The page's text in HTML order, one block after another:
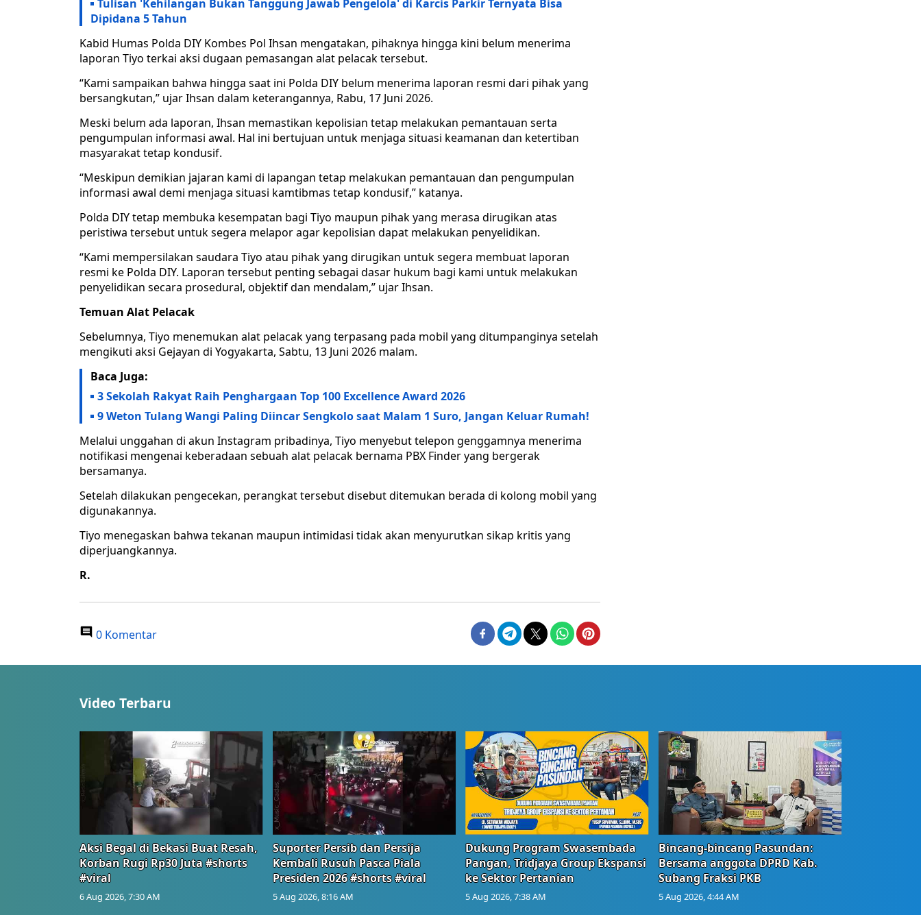
Tulisan 'Kehilangan Bukan Tanggung Jawab Pengelola' di Karcis Parkir Ternyata Bisa
Dipidana 5 Tahun
Kabid Humas Polda DIY Kombes Pol Ihsan mengatakan, pihaknya hingga kini belum menerima
laporan Tiyo terkai aksi dugaan pemasangan alat pelacak tersebut.
“Kami sampaikan bahwa hingga saat ini Polda DIY belum menerima laporan resmi dari pihak yang
bersangkutan,” ujar Ihsan dalam keterangannya, Rabu, 17 Juni 2026.
Meski belum ada laporan, Ihsan memastikan kepolisian tetap melakukan pemantauan serta
pengumpulan informasi awal. Hal ini bertujuan untuk menjaga situasi keamanan dan ketertiban
masyarakat tetap kondusif.
“Meskipun demikian jajaran kami di lapangan tetap melakukan pemantauan dan pengumpulan
informasi awal demi menjaga situasi kamtibmas tetap kondusif,” katanya.
Polda DIY tetap membuka kesempatan bagi Tiyo maupun pihak yang merasa dirugikan atas
peristiwa tersebut untuk segera melapor agar kepolisian dapat melakukan penyelidikan.
“Kami mempersilakan saudara Tiyo atau pihak yang dirugikan untuk segera membuat laporan
resmi ke Polda DIY. Laporan tersebut penting sebagai dasar hukum bagi kami untuk melakukan
penyelidikan secara prosedural, objektif dan mendalam,” ujar Ihsan.
Temuan Alat Pelacak
Sebelumnya, Tiyo menemukan alat pelacak yang terpasang pada mobil yang ditumpanginya setelah
mengikuti aksi Gejayan di Yogyakarta, Sabtu, 13 Juni 2026 malam.
Baca Juga:
3 Sekolah Rakyat Raih Penghargaan Top 100 Excellence Award 2026
9 Weton Tulang Wangi Paling Diincar Sengkolo saat Malam 1 Suro, Jangan Keluar Rumah!
Melalui unggahan di akun Instagram pribadinya, Tiyo menyebut telepon genggamnya menerima
notifikasi mengenai keberadaan sebuah alat pelacak bernama PBX Finder yang bergerak
bersamanya.
Setelah dilakukan pengecekan, perangkat tersebut disebut ditemukan berada di kolong mobil yang
digunakannya.
Tiyo menegaskan bahwa tekanan maupun intimidasi tidak akan menyurutkan sikap kritis yang
diperjuangkannya.
R.
0 Komentar
Video Terbaru
Aksi Begal di Bekasi Buat Resah,
Korban Rugi Rp30 Juta #shorts
#viral
6 Aug 2026, 7:30 AM
Suporter Persib dan Persija
Kembali Rusuh Pasca Piala
Presiden 2026 #shorts #viral
5 Aug 2026, 8:16 AM
Dukung Program Swasembada
Pangan, Tridjaya Group Ekspansi
ke Sektor Pertanian
5 Aug 2026, 7:38 AM
Bincang-bincang Pasundan:
Bersama anggota DPRD Kab.
Subang Fraksi PKB
5 Aug 2026, 4:44 AM